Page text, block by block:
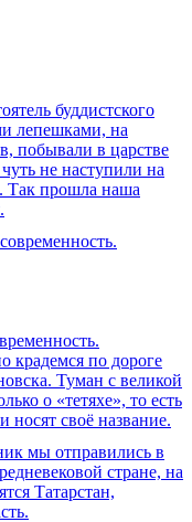
буддистского
лепешками, на
побывали в царстве
не наступили на
Так прошла наша
крадемся по дороге
Туман с великой
о «тетяхе», то есть
носят своё название.
мы отправились в
стране, на
Татарстан,